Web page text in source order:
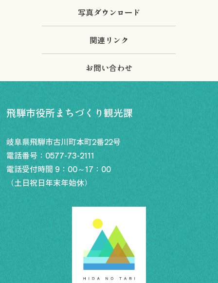
行きたいリスト
コラム
モデルコース
スポット
体験
ひだじまん図鑑
写真ダウンロード
関連リンク
お問い合わせ
飛騨市役所まちづくり観光課
岐阜県飛騨市古川町本町2番22号
電話番号： 0577-73-2111
電話受付時間 9：00～17：00
（土日祝日年末年始休）